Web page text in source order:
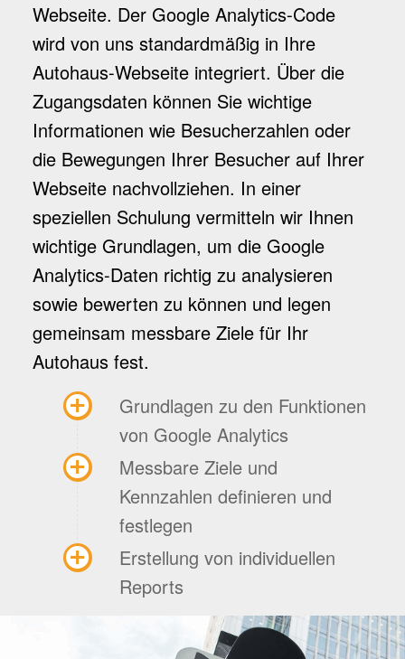
Webseite. Der Google Analytics-Code
wird von uns standardmäßig in Ihre
Autohaus-Webseite integriert. Über die
Zugangsdaten können Sie wichtige
Informationen wie Besucherzahlen oder
die Bewegungen Ihrer Besucher auf Ihrer
Webseite nachvollziehen. In einer
speziellen Schulung vermitteln wir Ihnen
wichtige Grundlagen, um die Google
Analytics-Daten richtig zu analysieren
sowie bewerten zu können und legen
gemeinsam messbare Ziele für Ihr
Autohaus fest.
Grundlagen zu den Funktionen
von Google Analytics
Messbare Ziele und
Kennzahlen definieren und
festlegen
Erstellung von individuellen
Reports